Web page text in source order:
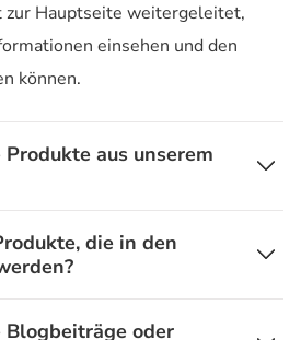
zur Hauptseite weitergeleitet,
einsehen und den
können.
aus unserem
die in den
oder